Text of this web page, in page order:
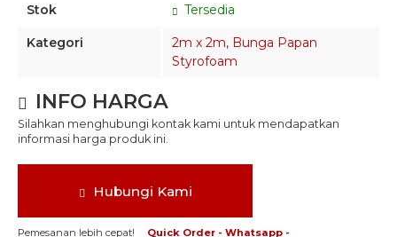
Stok Tersedia
Kategori 2m x 2m, Bunga Papan
Styrofoam
INFO HARGA
Silahkan menghubungi kontak kami untuk mendapatkan
informasi harga produk ini.
Hubungi Kami
Pemesanan lebih cepat! Quick Order - Whatsapp -